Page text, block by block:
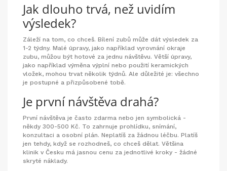
Jak dlouho trvá, než uvidím
výsledek?
Záleží na tom, co chceš. Bílení zubů může dát výsledek za
1-2 týdny. Malé úpravy, jako například vyrovnání okraje
zubu, můžou být hotové za jednu návštěvu. Větší úpravy,
jako například výměna výplní nebo použití keramických
vložek, mohou trvat několik týdnů. Ale důležité je: všechno
je postupné a přizpůsobené tobě.
Je první návštěva drahá?
První návštěva je často zdarma nebo jen symbolická -
někdy 300-500 Kč. To zahrnuje prohlídku, snímání,
konzultaci a osobní plán. Neplatíš za žádnou léčbu. Platíš
jen tehdy, když se rozhodneš, co chceš dělat. Většina
klinik v Česku má jasnou cenu za jednotlivé kroky - žádné
skryté náklady.